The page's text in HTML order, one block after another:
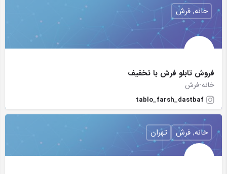
فروش تابلو فرش با تخفیف
خانه-فرش
tablo_farsh_dastbaf
خانه, فرش
خانه, فرش تهران